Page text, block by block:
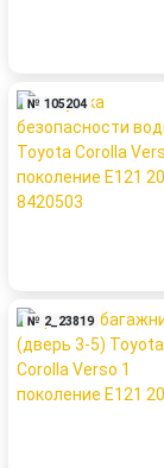
№ 105204
№ 2_23819